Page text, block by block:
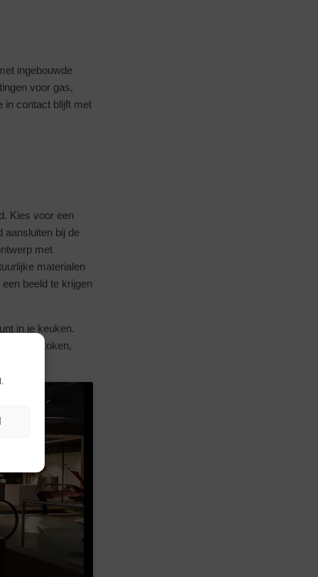
ingebouwde
voor gas,
in contact blijft met
Kies voor een
aansluiten bij de
met
materialen
beeld te krijgen
in je keuken.
waar koken,